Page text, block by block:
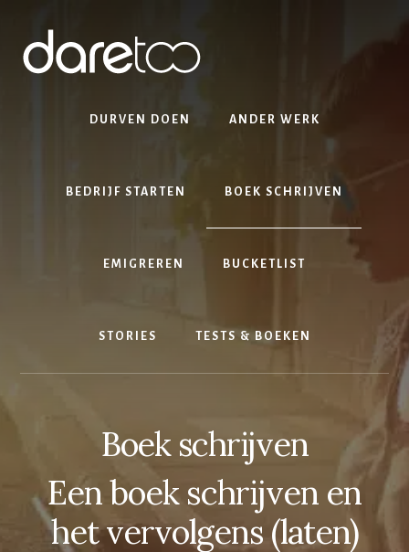
content
eerste
footer
DURVEN DOEN ANDER WERK
BEDRIJF STARTEN BOEK SCHRIJVEN
EMIGREREN BUCKETLIST
STORIES TESTS & BOEKEN
Boek schrijven
Een boek schrijven en
het vervolgens (laten)